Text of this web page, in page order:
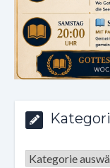
Kategorien